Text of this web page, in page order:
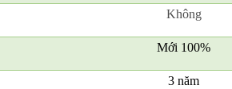
Không
Mới 100%
3 năm